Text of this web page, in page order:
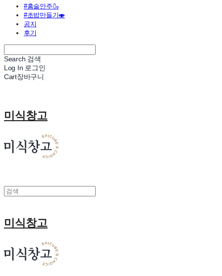
#홈술안주🍶
#초밥만들기🍣
공지
후기
Search 검색
Log In 로그인
Cart장바구니
미식창고
미식창고